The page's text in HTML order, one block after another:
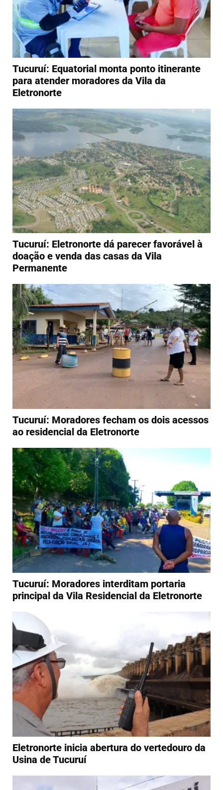
Tucuruí: Equatorial monta ponto itinerante
para atender moradores da Vila da
Eletronorte
Tucuruí: Eletronorte dá parecer favorável à
doação e venda das casas da Vila
Permanente
Tucuruí: Moradores fecham os dois acessos
ao residencial da Eletronorte
Tucuruí: Moradores interditam portaria
principal da Vila Residencial da Eletronorte
Eletronorte inicia abertura do vertedouro da
Usina de Tucuruí